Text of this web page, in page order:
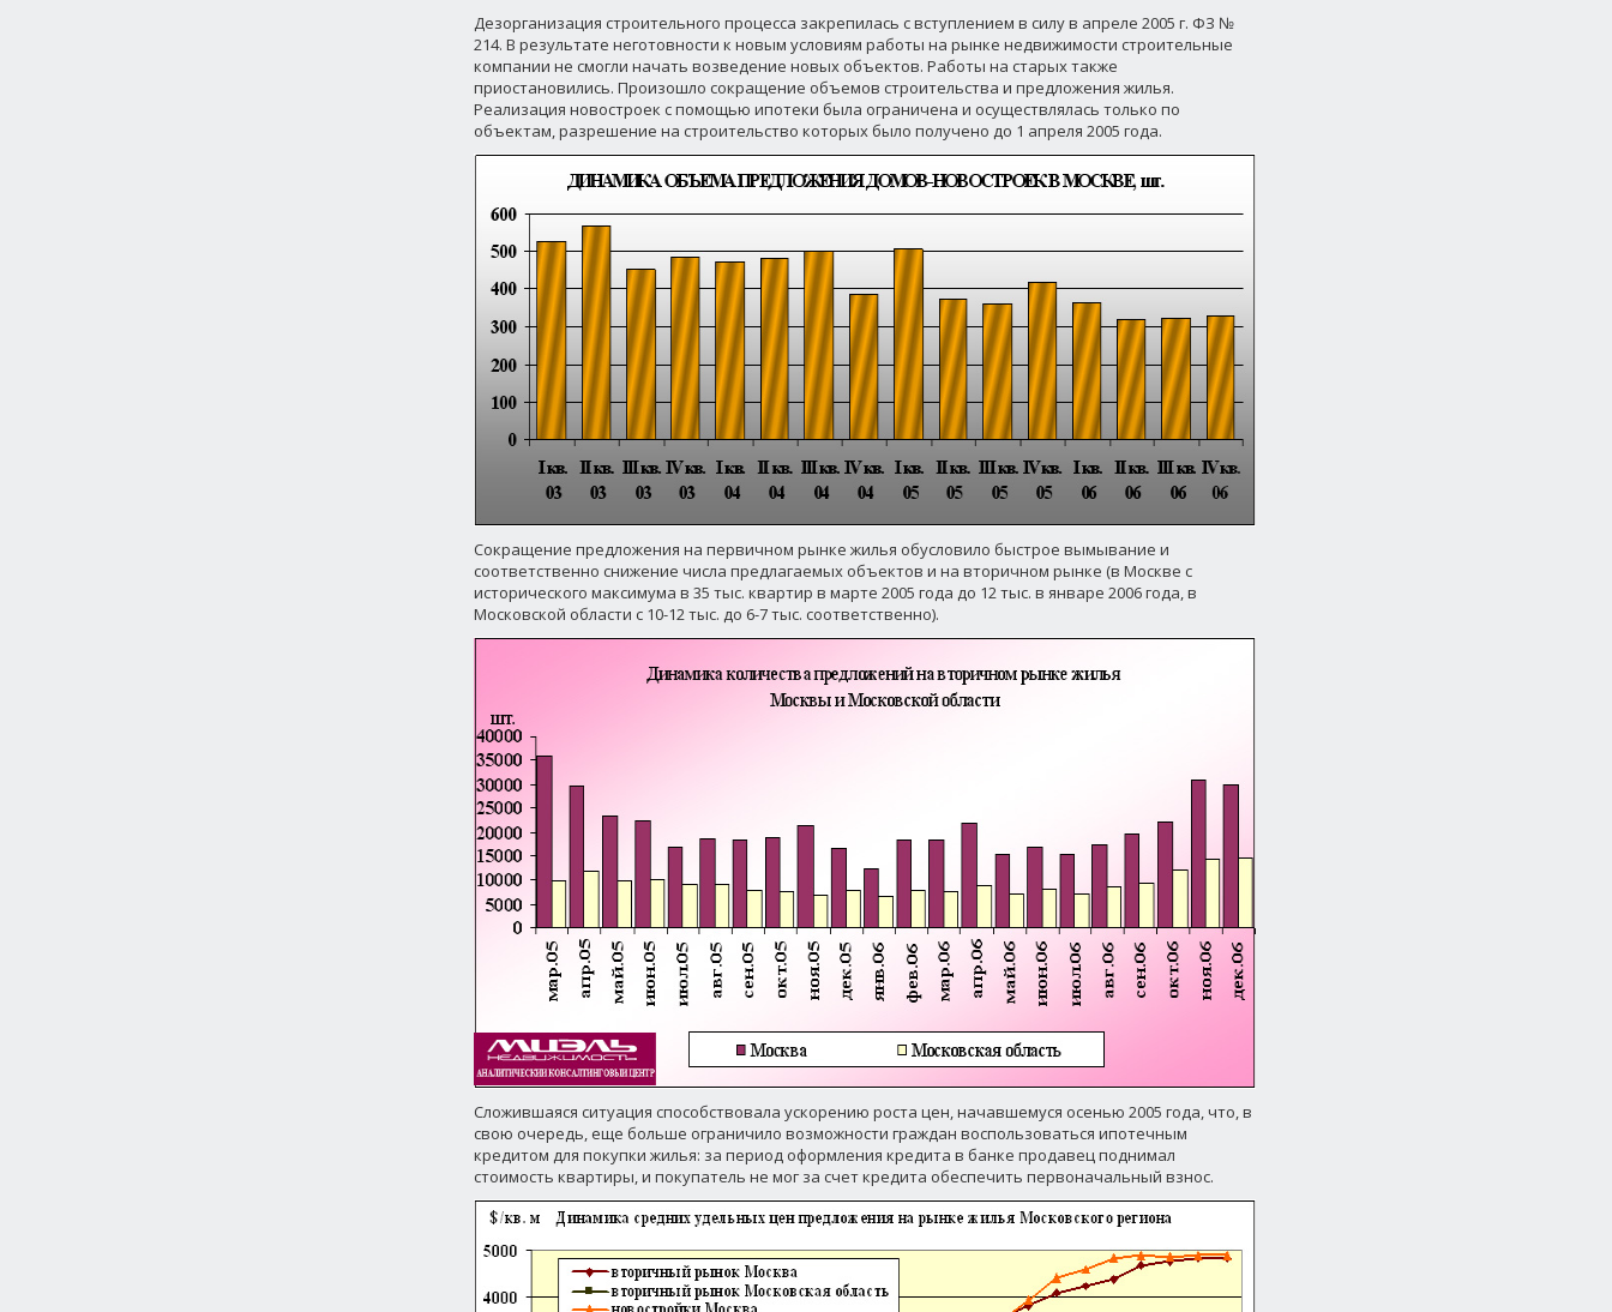
Дезорганизация строительного процесса закрепилась с вступлением в силу в апреле 2005 г. ФЗ №
214. В результате неготовности к новым условиям работы на рынке недвижимости строительные
компании не смогли начать возведение новых объектов. Работы на старых также
приостановились. Произошло сокращение объемов строительства и предложения жилья.
Реализация новостроек с помощью ипотеки была ограничена и осуществлялась только по
объектам, разрешение на строительство которых было получено до 1 апреля 2005 года.
Сокращение предложения на первичном рынке жилья обусловило быстрое вымывание и
соответственно снижение числа предлагаемых объектов и на вторичном рынке (в Москве с
исторического максимума в 35 тыс. квартир в марте 2005 года до 12 тыс. в январе 2006 года, в
Московской области с 10-12 тыс. до 6-7 тыс. соответственно).
Сложившаяся ситуация способствовала ускорению роста цен, начавшемуся осенью 2005 года, что, в
свою очередь, еще больше ограничило возможности граждан воспользоваться ипотечным
кредитом для покупки жилья: за период оформления кредита в банке продавец поднимал
стоимость квартиры, и покупатель не мог за счет кредита обеспечить первоначальный взнос.